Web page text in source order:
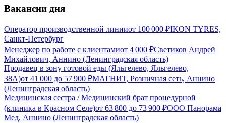
Вакансии дня
Оператор производственной линииот 100 000 ₽IKON TYRES,
Санкт-Петербург
Менеджер по работе с клиентамиот 4 000 ₽Светиков Андрей
Михайлович, Аннино (Ленинградская область)
Продавец в зону готовой еды (Яльгелево, Яльгелево,
38А)от 41 000 до 57 900 ₽МАГНИТ, Розничная сеть, Аннино
(Ленинградская область)
Медицинская сестра / Медицинский брат процедурной
(клиника в Красном Селе)от 63 800 до 73 900 ₽ООО Панорама
Мед, Аннино (Ленинградская область)